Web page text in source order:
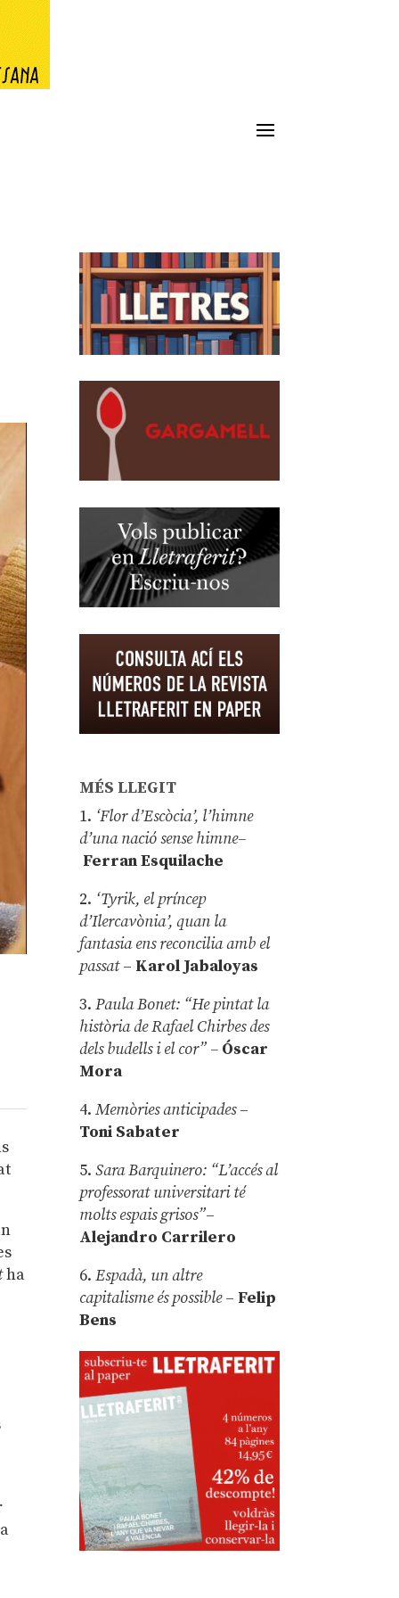
ha
MÉS LLEGIT
1. ‘Flor d’Escòcia’, l’himne
d’una nació sense himne–
Ferran Esquilache
2. ‘Tyrik, el príncep
d’Ilercavònia’, quan la
fantasia ens reconcilia amb el
passat– Karol Jabaloyas
3.Paula Bonet: “He pintat la
història de Rafael Chirbes des
dels budells i el cor” – Óscar
Mora
4.Memòries anticipades–
Toni Sabater
5.Sara Barquinero: “L’accés al
professorat universitari té
molts espais grisos”–
Alejandro Carrilero
6.Espadà, un altre
capitalisme és possible – Felip
Bens